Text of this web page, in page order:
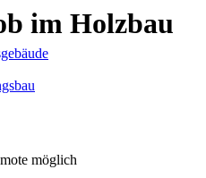
im Holzbau
möglich